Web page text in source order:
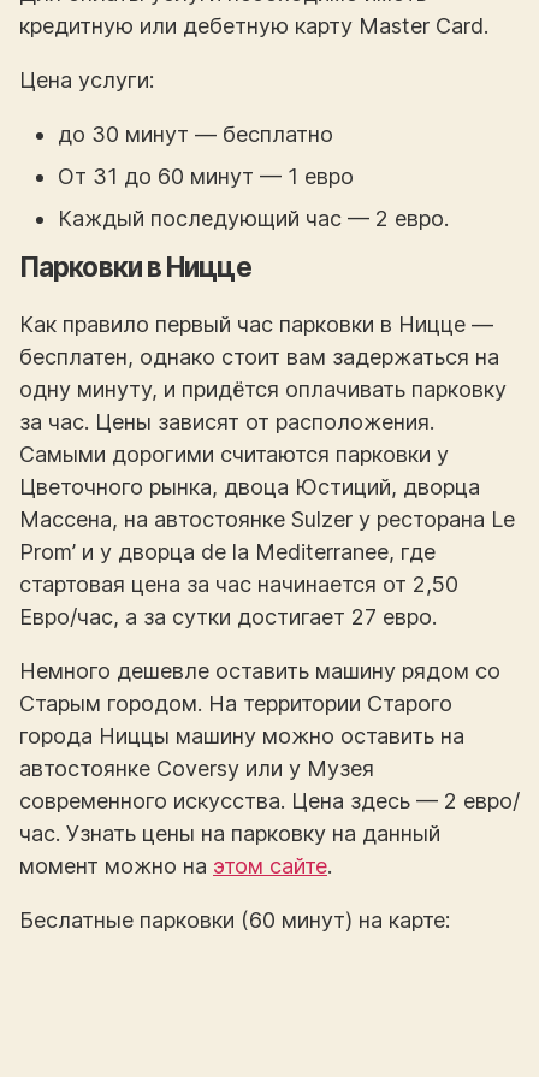
кредитную или дебетную карту Master Card.
Цена услуги:
до 30 минут — бесплатно
От 31 до 60 минут — 1 евро
Каждый последующий час — 2 евро.
Парковки в Ницце
Как правило первый час парковки в Ницце —
бесплатен, однако стоит вам задержаться на
одну минуту, и придётся оплачивать парковку
за час. Цены зависят от расположения.
Самыми дорогими считаются парковки у
Цветочного рынка, двоца Юстиций, дворца
Массена, на автостоянке Sulzer у ресторана Le
Prom’ и у дворца de la Mediterranee, где
стартовая цена за час начинается от 2,50
Евро/час, а за сутки достигает 27 евро.
Немного дешевле оставить машину рядом со
Старым городом. На территории Старого
города Ниццы машину можно оставить на
автостоянке Coversy или у Музея
современного искусства. Цена здесь — 2 евро/
час. Узнать цены на парковку на данный
момент можно на этом сайте.
Беслатные парковки (60 минут) на карте: